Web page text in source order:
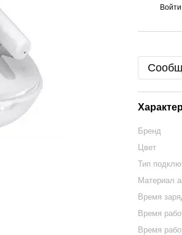
Войти
Бренд
Цвет
Тип
Материал
Время
Время
Время